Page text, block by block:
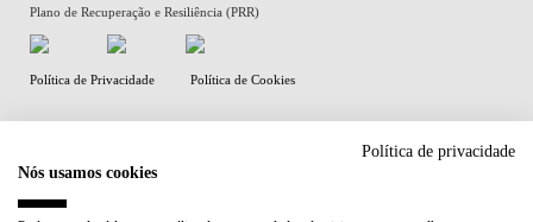
Plano de Recuperação e Resiliência (PRR)
Política de Privacidade Política de Cookies
Política de privacidade
Nós usamos cookies